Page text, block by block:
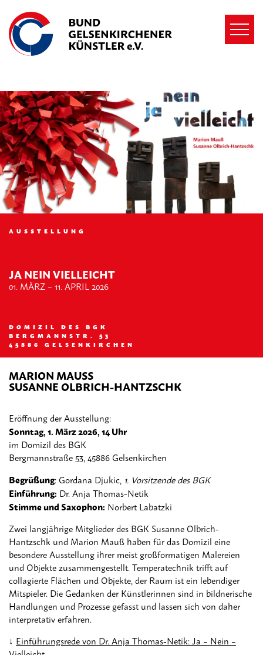
BUND
E.V.
MITGLIEDER
VEREIN/DOMIZIL
KONTAKT
AUSSTELLUNG
JA NEIN VIELLEICHT
01. MÄRZ – 11. APRIL 2026
DOMIZIL DES BGK
BERGMANNSTR. 53
45886 GELSENKIRCHEN
MARION MAUSS
SUSANNE OLBRICH-HANTZSCHK
Eröffnung der Ausstellung:
Sonntag, 1. März 2026, 14 Uhr
im Domizil des BGK
Bergmannstraße 53, 45886 Gelsenkirchen
Begrüßung: Gordana Djukic, 1. Vorsitzende des BGK
Einführung: Dr. Anja Thomas-Netik
Stimme und Saxophon: Norbert Labatzki
Zwei langjährige Mitglieder des BGK Susanne Olbrich-
Hantzschk und Marion Mauß haben für das Domizil eine
besondere Ausstellung ihrer meist großformatigen Malereien
und Objekte zusammengestellt. Temperatechnik trifft auf
collagierte Flächen und Objekte, der Raum ist ein lebendiger
Mitspieler. Die Gedanken der Künstlerinnen sind in bildnerische
Handlungen und Prozesse gefasst und lassen sich von daher
interpretativ erfahren.
Einführungsrede von Dr. Anja Thomas-Netik: Ja – Nein –